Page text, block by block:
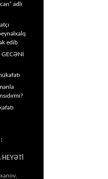
adlı
edib
:
HEYƏTİ